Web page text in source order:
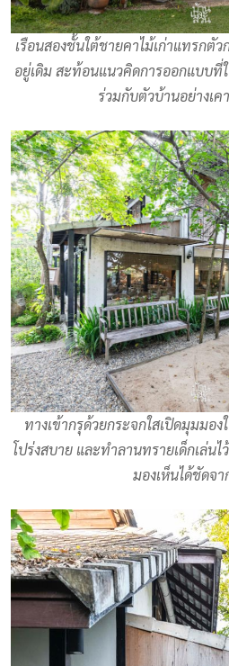
เรือนสองชั้นใต้ชายคาไม้เก่าแทรกตั
อยู่เดิม สะท้อนแนวคิดการออกแบบที่
ร่วมกับตัวบ้านอย่างเ
ทางเข้ากรุด้วยกระจกใสเปิดมุมมอ
โปร่งสบาย และทำลานทรายเด็กเล่น
มองเห็นได้ชัดจา